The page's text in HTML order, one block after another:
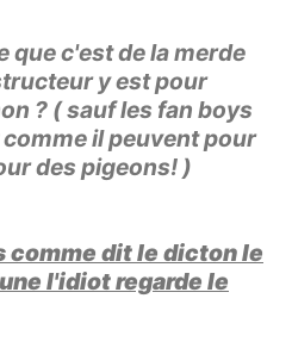
que c'est de la merde
y est pour
? ( sauf les fan boys
il peuvent pour
des pigeons! )
comme dit le dicton le
l'idiot regarde le